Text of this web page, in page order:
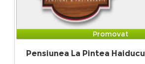
Promovat
Pensiunea La Pintea Haiducu